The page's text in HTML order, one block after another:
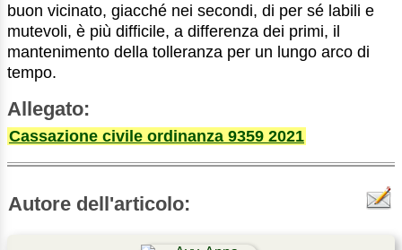
buon vicinato, giacché nei secondi, di per sé labili e
mutevoli, è più difficile, a differenza dei primi, il
mantenimento della tolleranza per un lungo arco di
tempo.
Allegato:
Cassazione civile ordinanza 9359 2021
Autore dell'articolo: